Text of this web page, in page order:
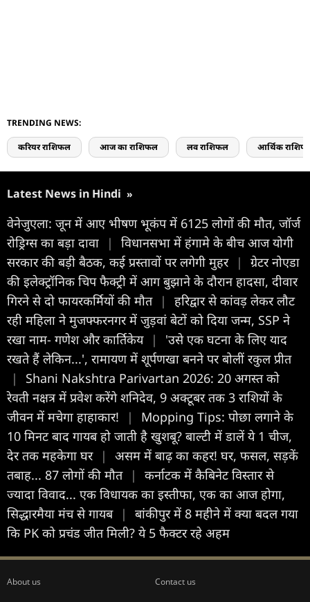
TRENDING NEWS:
करियर राशिफल आज का राशिफल लव राशिफल आर्थिक
Latest News in Hindi »
वेनेजुएला: जून में आए भीषण भूकंप में 6125 लोगों की मौत, जॉर्ज
रोड्रिग्स का बड़ा दावा
|
विधानसभा में हंगामे के बीच आज योगी
सरकार की बड़ी बैठक, कई प्रस्तावों पर लगेगी मुहर |
ग्रेटर नोएडा
की इलेक्ट्रॉनिक चिप फैक्ट्री में आग बुझाने के दौरान हादसा, दीवार
गिरने से दो फायरकर्मियों की मौत |
हरिद्वार से कांवड़ लेकर लौट
रही महिला ने मुजफ्फरनगर में जुड़वां बेटों को दिया जन्म, SSP ने
रखा नाम- गणेश और कार्तिकेय |
'उसे एक घटना के लिए याद
रखते हैं लेकिन...', रामायण में शूर्पणखा बनने पर बोलीं रकुल प्रीत
|
Shani Nakshtra Parivartan 2026: 20 अगस्त को
रेवती नक्षत्र में प्रवेश करेंगे शनिदेव, 9 अक्टूबर तक 3 राशियों के
जीवन में मचेगा हाहाकार!
|
Mopping Tips: पोछा लगाने के
10 मिनट बाद गायब हो जाती है खुशबू? बाल्टी में डालें ये 1 चीज,
देर तक महकेगा घर |
असम में बाढ़ का कहर! घर, फसल, सड़कें
तबाह... 87 लोगों की मौत |
कर्नाटक में कैबिनेट विस्तार से
ज्यादा विवाद... एक विधायक का इस्तीफा, एक का आज होगा,
सिद्धारमैया मंच से गायब |
बांकीपुर में 8 महीने में क्या बदल गया
कि PK को प्रचंड जीत मिली? ये 5 फैक्टर रहे अहम
About us Contact us